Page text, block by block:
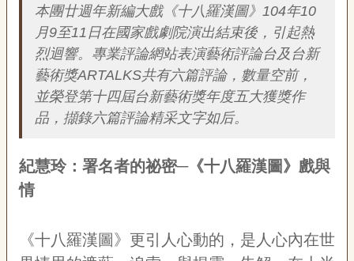
品
國
光
本團廿週年新編大戲《十八羅漢圖》104年10
月9至11日在國家戲劇院演出結束後，引起熱
烈迴響。專業評論網站表演藝術評論台及台新
藝術獎ARTALKS共有六篇評論，數量空前，
並榮登第十四屆台新藝術獎年度五大獲獎作
品，擷錄六篇評論精采文字如后。
紀慧玲：署名者的祕密─《十八羅漢圖》戲與
情
《十八羅漢圖》更引人心動的，是人心內在世